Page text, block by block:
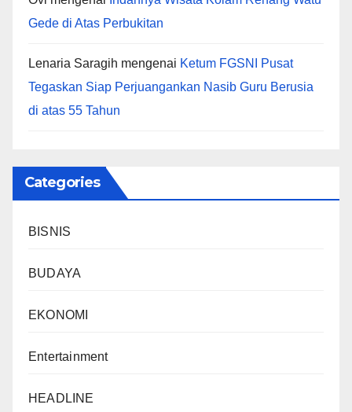
Gede di Atas Perbukitan
Lenaria Saragih mengenai Ketum FGSNI Pusat
Tegaskan Siap Perjuangankan Nasib Guru Berusia
di atas 55 Tahun
Categories
BISNIS
BUDAYA
EKONOMI
Entertainment
HEADLINE